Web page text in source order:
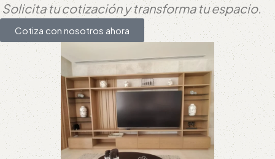
Solicita tu cotización y transforma tu espacio.
Cotiza con nosotros ahora